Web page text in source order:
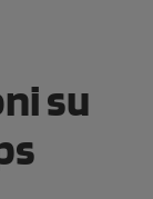
su